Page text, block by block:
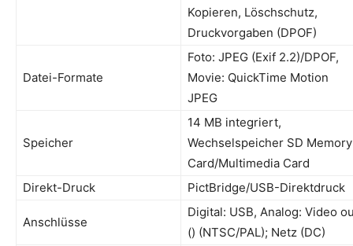
Kopieren, Löschschutz,
Druckvor­gaben (DPOF)
Datei-Formate
Foto: JPEG (Exif 2.2)/DPOF,
Movie: QuickTime Motion
JPEG
Speicher
14 MB integriert,
Wechselspeicher SD Memory
Card/Multimedia Card
Direkt-Druck
PictBridge/USB-Direktdruck
Anschlüsse
Digital: USB, Analog: Video
() (NTSC/PAL); Netz (DC)